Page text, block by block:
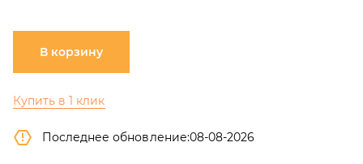
В корзину
Купить в 1 клик
Последнее обновление:08-08-2026